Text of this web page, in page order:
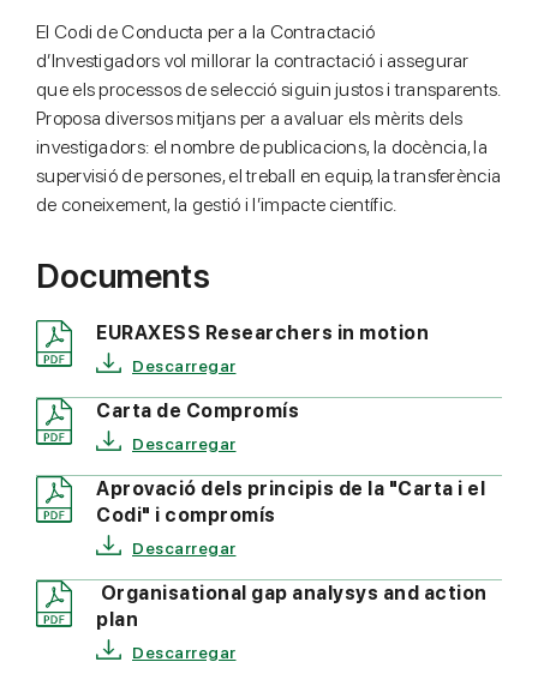
El Codi de Conducta per a la Contractació
d’Investigadors vol millorar la contractació i assegurar
que els processos de selecció siguin justos i transparents.
Proposa diversos mitjans per a avaluar els mèrits dels
investigadors: el nombre de publicacions, la docència, la
supervisió de persones, el treball en equip, la transferència
de coneixement, la gestió i l’impacte científic.
Documents
EURAXESS Researchers in motion
Descarregar
Carta de Compromís
Descarregar
Aprovació dels principis de la "Carta i el
Codi" i compromís
Descarregar
Organisational gap analysys and action
plan
Descarregar